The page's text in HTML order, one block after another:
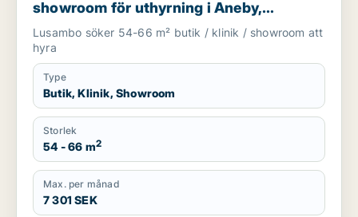
showroom för uthyrning i Aneby,
Vaggeryd eller Jönköping m.fl.
Lusambo söker 54-66 m² butik / klinik / showroom att
hyra
Type
Butik, Klinik, Showroom
Storlek
54 - 66 m2
Max. per månad
7 301 SEK